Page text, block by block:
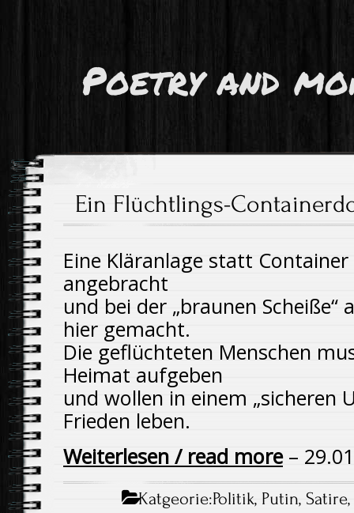
Poetry and
Ein Flüchtlings-
Eine Kläranlage statt
angebracht
und bei der „braunen Scheiße“
hier gemacht.
Die geflüchteten Menschen
Heimat aufgeben
und wollen in einem „sicheren
Frieden leben.
Weiterlesen / read more–
Katgeorie:Politik, Putin,Satire